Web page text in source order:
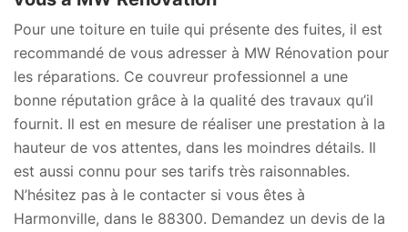
Pour une toiture en tuile qui présente des fuites, il est
recommandé de vous adresser à MW Rénovation pour
les réparations. Ce couvreur professionnel a une
bonne réputation grâce à la qualité des travaux qu’il
fournit. Il est en mesure de réaliser une prestation à la
hauteur de vos attentes, dans les moindres détails. Il
est aussi connu pour ses tarifs très raisonnables.
N’hésitez pas à le contacter si vous êtes à
Harmonville, dans le 88300. Demandez un devis de la